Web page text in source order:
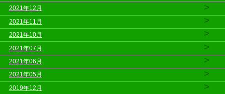
2021年12月 >
2021年11月 >
2021年10月 >
2021年07月 >
2021年06月 >
2021年05月 >
2019年12月 >